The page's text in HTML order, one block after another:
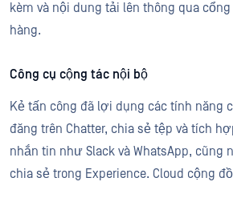
kèm và nội dung tải lên thông qua
hàng.
Công cụ cộng tác nội bộ
Kẻ tấn công đã lợi dụng các tính năng
đăng trên Chatter, chia sẻ tệp và tích
nhắn tin như Slack và WhatsApp,
chia sẻ trong Experience. Cloud cộng